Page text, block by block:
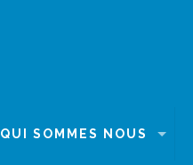
QUI SOMMES NOUS